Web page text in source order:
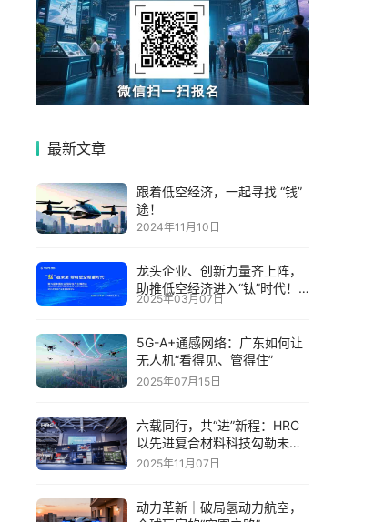
最新文章
跟着低空经济，一起寻找 “钱”
途！
2024年11月10日
龙头企业、创新力量齐上阵，
助推低空经济进入“钛”时代！
第六届中国钛谷国际钛产业博
2025年03月07日
5G-A+通感网络：广东如何让
无人机“看得见、管得住”
2025年07月15日
六载同行，共“进”新程：HRC
以先进复合材料科技勾勒未来
出行新图景
2025年11月07日
动力革新｜破局氢动力航空，